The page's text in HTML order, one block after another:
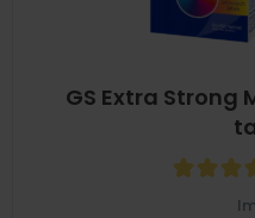
GS Extra Strong